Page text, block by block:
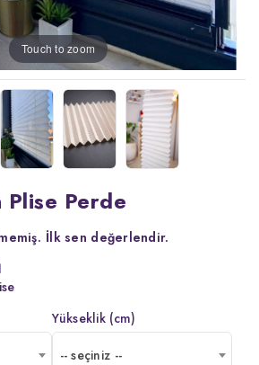
Touch to zoom
Plise Perde
İlk sen değerlendir.
Yükseklik (cm)
-- seçiniz --